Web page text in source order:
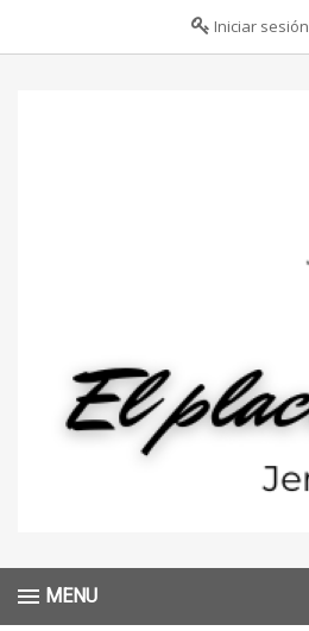
Iniciar sesión
MENU